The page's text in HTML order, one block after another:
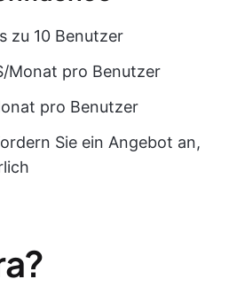
zu 10 Benutzer
Monat pro Benutzer
pro Benutzer
Sie ein Angebot an,